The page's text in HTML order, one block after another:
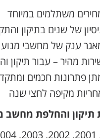
משתלמים במיוחד
של שנים בתיקון
ענק של מחשבי
מהיר – עבור תיקון
פתרונות חכמים
מקיפה לחצי שנה
תיקון והחלפת מחשב